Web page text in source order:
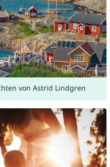
von Astrid Lindgren